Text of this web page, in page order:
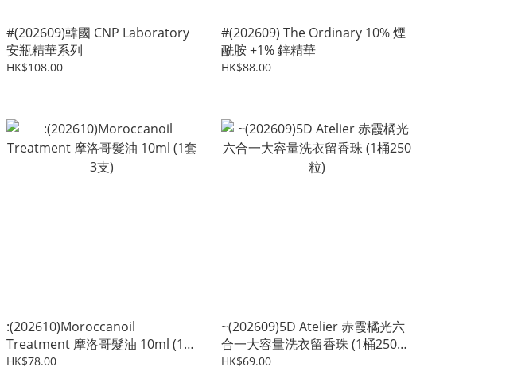
#(202609)韓國 CNP Laboratory
安瓶精華系列
HK$108.00
#(202609) The Ordinary 10% 煙
酰胺 +1% 鋅精華
HK$88.00
:(202610)Moroccanoil
Treatment 摩洛哥髮油 10ml (1套
3支)
HK$78.00
~(202609)5D Atelier 赤霞橘光六
合一大容量洗衣留香珠 (1桶250
粒)
HK$69.00